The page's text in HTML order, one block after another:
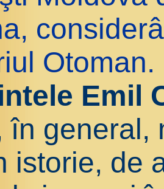
Otoman.
Emil
în general,
istorie, de